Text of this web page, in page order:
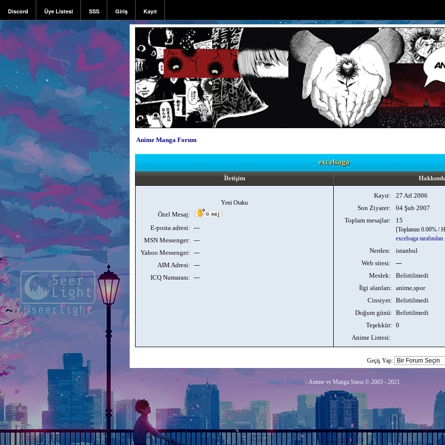
Discord Üye Listesi SSS Giriş Kayıt
Anime Manga Forum
excelsaga
İletişim
Yeni Otaku
Özel Mesaj:
E-posta adresi: ---
MSN Messenger: ---
Yahoo Messenger: ---
AIM Adresi: ---
ICQ Numarası: ---
Kayıt:
27 Arl 2006
Son Ziyaret:
04 Şub 2007
Toplam mesajlar:
15
[Toplamın 0.00% /
excelsaga
Nerden:
istanbul
Web sitesi:
---
Meslek:
Belirtilmedi
İlgi alanları: anime,spor
Cinsiyet: Belirtilmedi
Doğum günü: Belirtilmedi
Teşekkür: 0
Anime Listesi:
Geçiş Yap:
Manga Türkiye - Anime ve Manga Sitesi © 2003 - 2021